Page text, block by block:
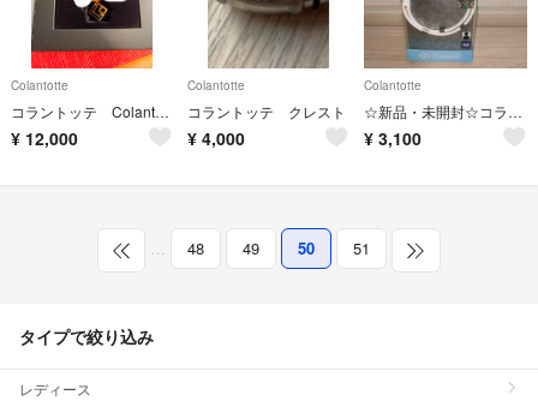
Colantotte
コラントッテ Colantotte
¥ 12,000
Colantotte
コラントッテ クレスト
¥ 4,000
Colantotte
☆新品・未開封☆コラントッテ Wacle ネック twin 白M 45cm
¥ 3,100
… 48 49 50 51
タイプで絞り込み
レディース